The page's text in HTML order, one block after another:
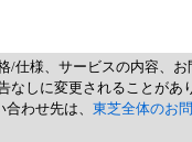
/仕様、サービスの内容、
なしに変更されることがあ
わせ先は、 東芝全体のお